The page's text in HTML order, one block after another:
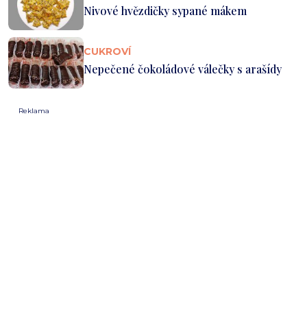
Nivové hvězdičky sypané mákem
CUKROVÍ
Nepečené čokoládové válečky s arašídy
Reklama